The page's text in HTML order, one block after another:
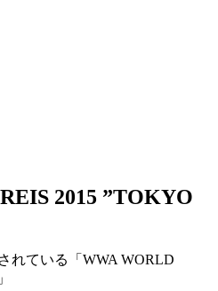
2015 ”TOKYO
れている「WWA WORLD